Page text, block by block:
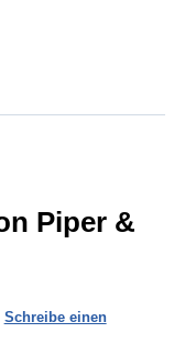
Piper &
Schreibe einen